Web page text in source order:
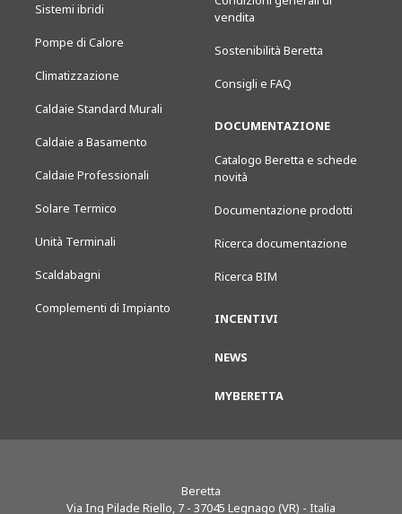
Sistemi ibridi
Pompe di Calore
Climatizzazione
Caldaie Standard Murali
Caldaie a Basamento
Caldaie Professionali
Solare Termico
Unità Terminali
Scaldabagni
Complementi di Impianto
vendita
Sostenibilità Beretta
Consigli e FAQ
DOCUMENTAZIONE
Catalogo Beretta e schede
novità
Documentazione prodotti
Ricerca documentazione
Ricerca BIM
INCENTIVI
NEWS
MYBERETTA
Beretta
Via Ing Pilade Riello, 7 - 37045 Legnago (VR) - Italia